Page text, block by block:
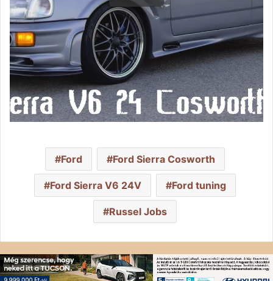
Ford Ford Sierra Cosworth
Ford Sierra V6 24V Ford tuning
Russel Jobs